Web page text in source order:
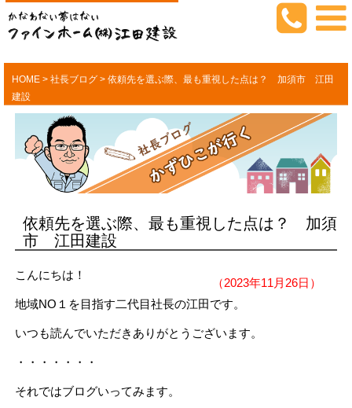
HOME > 社長ブログ > 依頼先を選ぶ際、最も重視した点は？ 加須市 江田
建設
依頼先を選ぶ際、最も重視した点は？ 加須
市 江田建設
（2023年11月26日）
こんにちは！
地域NO１を目指す二代目社長の江田です。
いつも読んでいただきありがとうございます。
・・・・・・・
それではブログいってみます。